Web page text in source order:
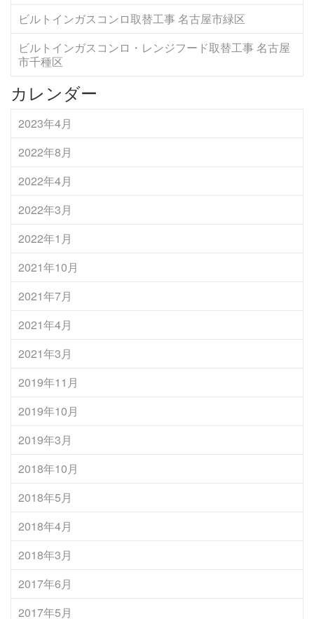
ビルトインガスコンロ取替工事 名古屋市緑区
ビルトインガスコンロ・レンジフード取替工事 名古屋
市千種区
カレンダー
2023年4月
2022年8月
2022年4月
2022年3月
2022年1月
2021年10月
2021年7月
2021年4月
2021年3月
2019年11月
2019年10月
2019年3月
2018年10月
2018年5月
2018年4月
2018年3月
2017年6月
2017年5月